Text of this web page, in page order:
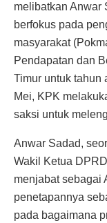
melibatkan Anwar
berfokus pada
masyarakat
Pendapatan dan
Timur untuk tahun
Mei, KPK
saksi untuk
Anwar Sadad,
Wakil Ketua
menjabat sebagai
penetapannya
pada bagaimana